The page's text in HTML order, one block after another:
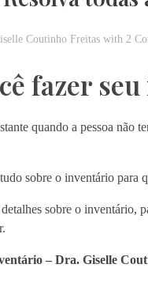
Coutinho Freitas with 2
fazer
quando a pessoa não
sobre o inventário para
sobre o inventário,
– Dra. Giselle